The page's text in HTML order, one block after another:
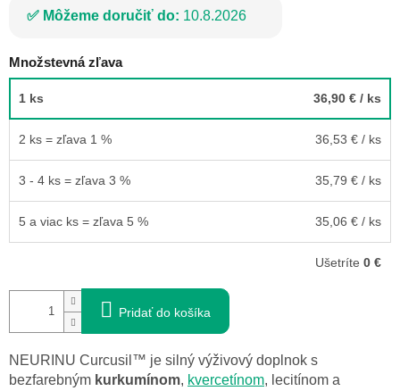
Môžeme doručiť do: 10.8.2026
Množstevná zľava
1 ks 36,90 € / ks
2 ks = zľava 1 % 36,53 € / ks
3 - 4 ks = zľava 3 % 35,79 € / ks
5 a viac ks = zľava 5 % 35,06 € / ks
Ušetríte 0 €
Pridať do košíka
NEURINU Curcusil™ je silný výživový doplnok s
bezfarebným kurkumínom, kvercetínom, lecitínom a